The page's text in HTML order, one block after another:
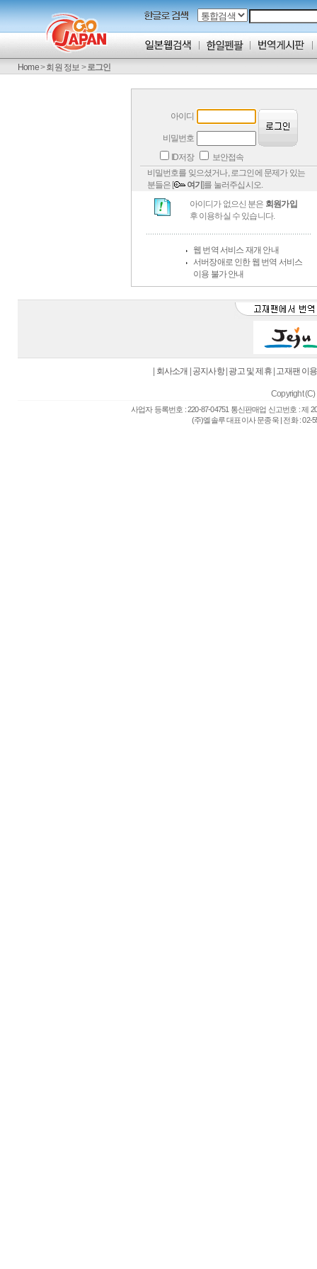
Home>회원 정보 >로그인
아이디
비밀번호
ID저장
보안접속
비밀번호를 잊으셨거나, 로그인에 문제가 있는
분들은 [
여기]를 눌러주십시오.
아이디가 없으신 분은 회원가입
후 이용하실 수 있습니다.
웹 번역 서비스 재개 안내
서버장애로 인한 웹 번역 서비스
이용 불가 안내
회사소개 공지사항| 광고 및 제휴| 고재팬 이
Copyright (C)
사업자 등록번호 : 220-87-04751 통신판매업 신고번호 : 제
(주)엘솔루 대표이사 문종욱 | 전화 : 02-